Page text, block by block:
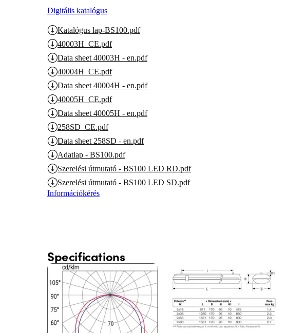
Digitális katalógus
Katalógus lap-BS100.pdf
40003H_CE.pdf
Data sheet 40003H - en.pdf
40004H_CE.pdf
Data sheet 40004H - en.pdf
40005H_CE.pdf
Data sheet 40005H - en.pdf
258SD_CE.pdf
Data sheet 258SD - en.pdf
Adatlap - BS100.pdf
Szerelési útmutató - BS100 LED RD.pdf
Szerelési útmutató - BS100 LED SD.pdf
Információkérés
Specifications